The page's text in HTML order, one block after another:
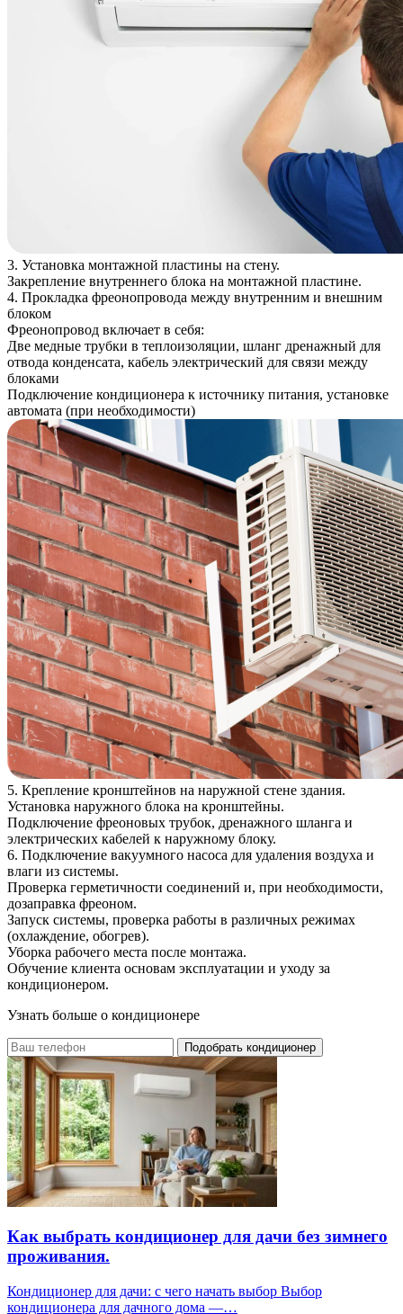
3. Установка монтажной пластины на стену.
Закрепление внутреннего блока на монтажной пластине.
4. Прокладка фреонопровода между внутренним и внешним
блоком
Фреонопровод включает в себя:
Две медные трубки в теплоизоляции, шланг дренажный для
отвода конденсата, кабель электрический для связи между
блоками
Подключение кондиционера к источнику питания, установке
автомата (при необходимости)
5. Крепление кронштейнов на наружной стене здания.
Установка наружного блока на кронштейны.
Подключение фреоновых трубок, дренажного шланга и
электрических кабелей к наружному блоку.
6. Подключение вакуумного насоса для удаления воздуха и
влаги из системы.
Проверка герметичности соединений и, при необходимости,
дозаправка фреоном.
Запуск системы, проверка работы в различных режимах
(охлаждение, обогрев).
Уборка рабочего места после монтажа.
Обучение клиента основам эксплуатации и уходу за
кондиционером.
Узнать больше о кондиционере
Подобрать кондиционер
Как выбрать кондиционер для дачи без зимнего
проживания.
Кондиционер для дачи: с чего начать выбор Выбор
кондиционера для дачного дома —…